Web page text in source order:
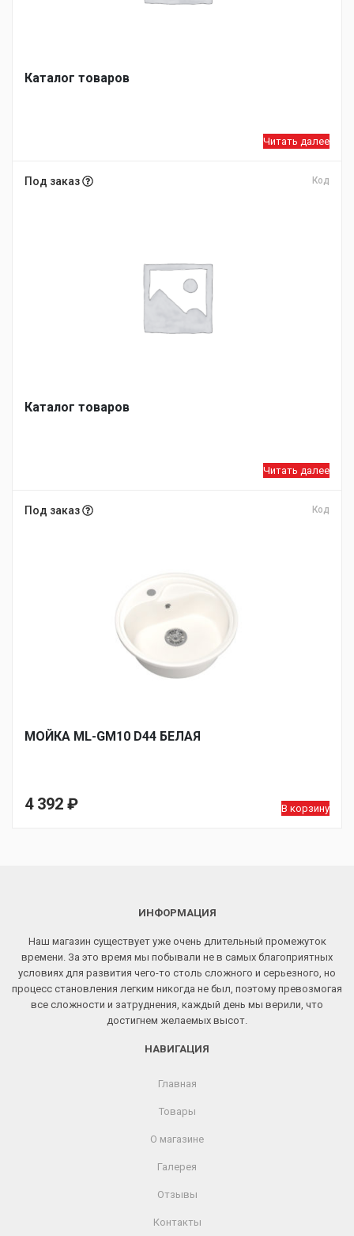
Каталог товаров
Читать далее
Под заказ Код
Каталог товаров
Читать далее
Под заказ Код
МОЙКA ML-GM10 D44 БЕЛАЯ
4 392 ₽ В корзину
ИНФОРМАЦИЯ
Наш магазин существует уже очень длительный промежуток
времени. За это время мы побывали не в самых благоприятных
условиях для развития чего-то столь сложного и серьезного, но
процесс становления легким никогда не был, поэтому превозмогая
все сложности и затруднения, каждый день мы верили, что
достигнем желаемых высот.
НАВИГАЦИЯ
Главная
Товары
О магазине
Галерея
Отзывы
Контакты